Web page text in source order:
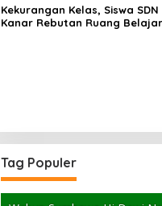
Kekurangan Kelas, Siswa SDN
Kanar Rebutan Ruang Belajar
Tag Populer